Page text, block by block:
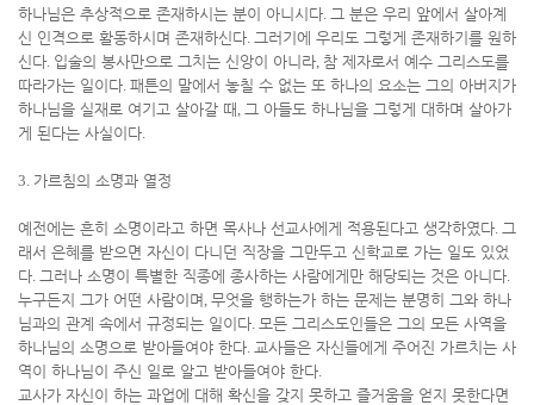
하나님은 추상적으로 존재하시는 분이 아니시다. 그 분은 우리 앞에서 살아계
신 인격으로 활동하시며 존재하신다. 그러기에 우리도 그렇게 존재하기를 원하
신다. 입술의 봉사만으로 그치는 신앙이 아니라, 참 제자로서 예수 그리스도를
따라가는 일이다. 패튼의 말에서 놓칠 수 없는 또 하나의 요소는 그의 아버지가
하나님을 실재로 여기고 살아갈 때 , 그 아들도 하나님을 그렇게 대하며 살아가
게 된다는 사실이다.
3. 가르침의 소명과 열정
예전에는 흔히 소명이라고 하면 목사나 선교사에게 적용된다고 생각하였다. 그
래서 은혜를 받으면 자신이 다니던 직장을 그만두고 신학교로 가는 일도 있었
다. 그러나 소명이 특별한 직종에 종사하는 사람에게만 해당되는 것은 아니다.
누구든지 그가 어떤 사람이며 , 무엇을 행하는가 하는 문제는 분명히 그와 하나
님과의 관계 속에서 규정되는 일이다. 모든 그리스도인들은 그의 모든 사역을
하나님의 소명으로 받아들여야 한다. 교사들은 자신들에게 주어진 가르치는 사
역이 하나님이 주신 일로 알고 받아들여야 한다.
교사가 자신이 하는 과업에 대해 확신을 갖지 못하고 즐거움을 얻지 못한다면